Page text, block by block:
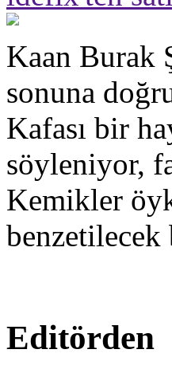
Kaan Burak
sonuna
Kafası bir
söyleniyor,
Kemikler
benzetilecek
Editörden